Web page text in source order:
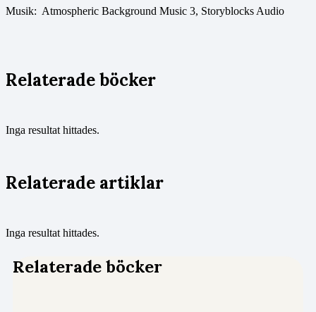
Musik: Atmospheric Background Music 3, Storyblocks Audio
Relaterade böcker
Inga resultat hittades.
Relaterade artiklar
Inga resultat hittades.
Relaterade böcker